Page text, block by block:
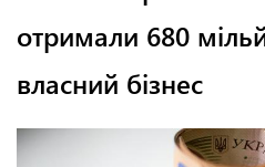
отримали 680
власний бізнес